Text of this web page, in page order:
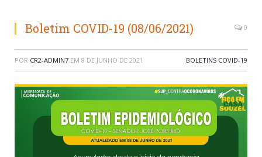
Boletim COVID-19 (08/06/2021) 0
POR CR2-ADMIN7 EM 8 DE JUNHO DE 2021 BOLETINS COVID-19